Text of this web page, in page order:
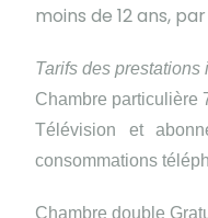
moins de 12 ans,
Tarifs des prestations
Chambre particulière
Télévision et
consommations
Chambre double